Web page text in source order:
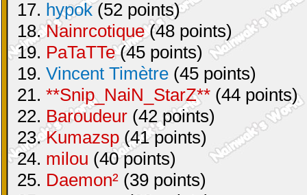
17. hypok(52 points)
18.Nainrcotique(48 points)
19. PaTaTTe(45 points)
19. Vincent Timètre (45 points)
21. **Snip_NaiN_StarZ** (44 points)
22. Baroudeur (42 points)
23.Kumazsp (41 points)
24. milou (40 points)
25. Daemon² (39 points)